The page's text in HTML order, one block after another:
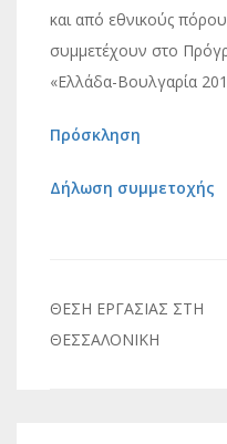
και από εθνικούς
συμμετέχουν στο
«Ελλάδα-Βουλγαρία
Πρόσκληση
Δήλωση συμμετοχής
Πλοήγηση
άρθρων
ΘΕΣΗ ΕΡΓΑΣΙΑΣ ΣΤΗ
ΘΕΣΣΑΛΟΝΙΚΗ